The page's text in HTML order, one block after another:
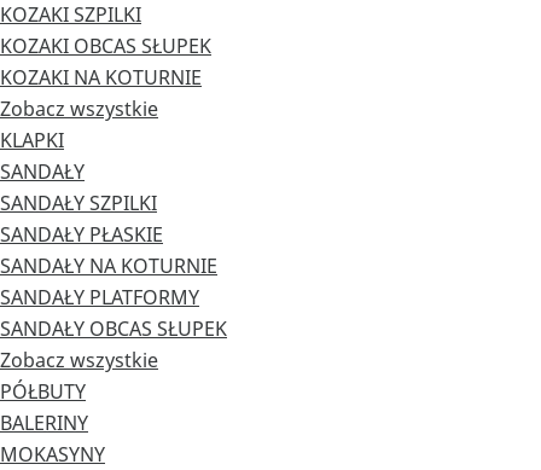
KOZAKI SZPILKI
KOZAKI OBCAS SŁUPEK
KOZAKI NA KOTURNIE
Zobacz wszystkie
KLAPKI
SANDAŁY
SANDAŁY SZPILKI
SANDAŁY PŁASKIE
SANDAŁY NA KOTURNIE
SANDAŁY PLATFORMY
SANDAŁY OBCAS SŁUPEK
Zobacz wszystkie
PÓŁBUTY
BALERINY
MOKASYNY